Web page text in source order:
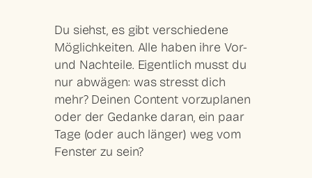
Du siehst, es gibt verschiedene
Möglichkeiten. Alle haben ihre Vor-
und Nachteile. Eigentlich musst du
nur abwägen: was stresst dich
mehr? Deinen Content vorzuplanen
oder der Gedanke daran, ein paar
Tage (oder auch länger) weg vom
Fenster zu sein?